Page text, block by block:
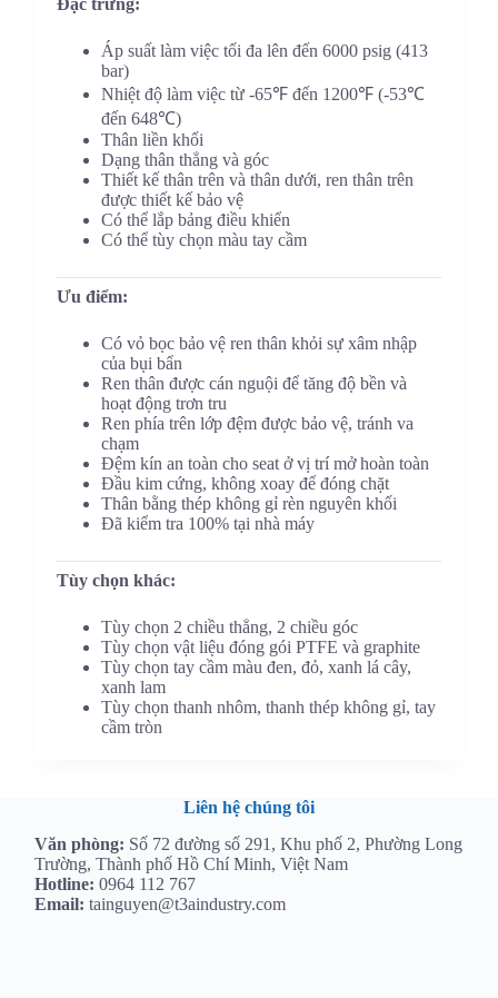
Đặc trưng:
Áp suất làm việc tối đa lên đến 6000 psig (413
bar)
Nhiệt độ làm việc từ -65℉ đến 1200℉ (-53℃
đến 648℃)
Thân liền khối
Dạng thân thẳng và góc
Thiết kế thân trên và thân dưới, ren thân trên
được thiết kế bảo vệ
Có thể lắp bảng điều khiển
Có thể tùy chọn màu tay cầm
Ưu điểm:
Có vỏ bọc bảo vệ ren thân khỏi sự xâm nhập
của bụi bẩn
Ren thân được cán nguội để tăng độ bền và
hoạt động trơn tru
Ren phía trên lớp đệm được bảo vệ, tránh va
chạm
Đệm kín an toàn cho seat ở vị trí mở hoàn toàn
Đầu kim cứng, không xoay để đóng chặt
Thân bằng thép không gỉ rèn nguyên khối
Đã kiểm tra 100% tại nhà máy
Tùy chọn khác:
Tùy chọn 2 chiều thẳng, 2 chiều góc
Tùy chọn vật liệu đóng gói PTFE và graphite
Tùy chọn tay cầm màu đen, đỏ, xanh lá cây,
xanh lam
Tùy chọn thanh nhôm, thanh thép không gỉ, tay
cầm tròn
Liên hệ chúng tôi
Văn phòng: Số 72 đường số 291, Khu phố 2, Phường Long
Trường, Thành phố Hồ Chí Minh, Việt Nam
Hotline: 0964 112 767
Email: tainguyen@t3aindustry.com